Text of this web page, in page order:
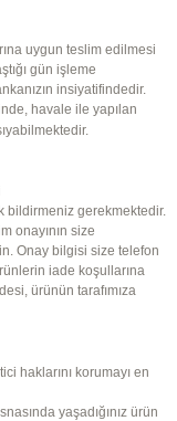
uygun teslim edilmesi
gün işleme
insiyatifindedir.
havale ile yapılan
bildirmeniz gerekmektedir.
onayının size
Onay bilgisi size telefon
iade koşullarına
ürünün tarafımıza
haklarını korumayı en
yaşadığınız ürün